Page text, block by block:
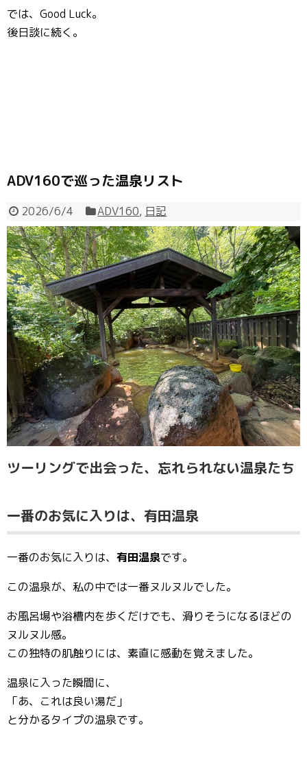
では、Good Luck。
後日談に続く。
ADV160で巡った温泉リスト
2026/6/4 ADV160, 日記
ツーリングで出会った、忘れられない温泉たち
一番のお気に入りは、有田温泉
一番のお気に入りは、 有田温泉です。
この温泉が、私の中では一番ヌルヌルでした。
お風呂場や浴槽内を歩くだけでも、滑りそうになるほどの
ヌルヌル感。
この独特の肌触りには、素直に感動を覚えました。
温泉に入った瞬間に、
「あ、これは良い湯だ」
と分かるタイプの温泉です。